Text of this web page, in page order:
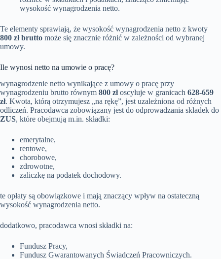
wysokość wynagrodzenia netto.
Te elementy sprawiają, że wysokość wynagrodzenia netto z kwoty
800 zł brutto może się znacznie różnić w zależności od wybranej
umowy.
Ile wynosi netto na umowie o pracę?
wynagrodzenie netto wynikające z umowy o pracę przy
wynagrodzeniu brutto równym 800 złoscyluje w granicach 628-659
zł. Kwota, którą otrzymujesz „na rękę”, jest uzależniona od różnych
odliczeń. Pracodawca zobowiązany jest do odprowadzania składek do
ZUS, które obejmują m.in. składki:
emerytalne,
rentowe,
chorobowe,
zdrowotne,
zaliczkę na podatek dochodowy.
te opłaty są obowiązkowe i mają znaczący wpływ na ostateczną
wysokość wynagrodzenia netto.
dodatkowo, pracodawca wnosi składki na:
Fundusz Pracy,
Fundusz Gwarantowanych Świadczeń Pracowniczych.